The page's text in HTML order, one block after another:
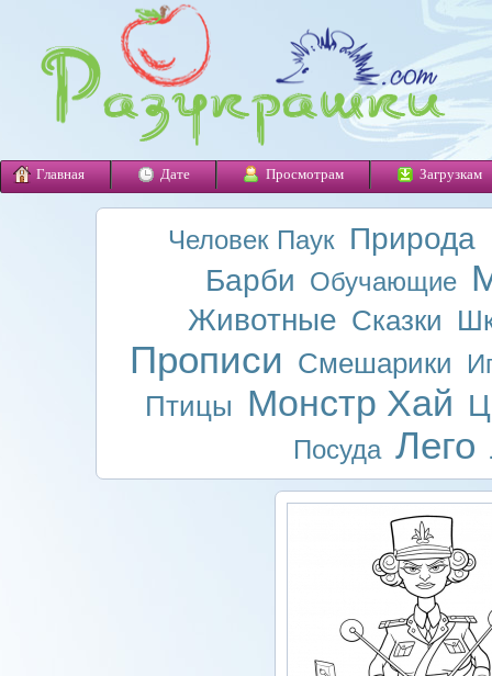
Главная Дате Просмотрам Загрузкам
Человек Паук Природа
Барби Обучающие
Животные Сказки
Прописи Смешарики
Птицы Монстр Хай
Посуда Лего